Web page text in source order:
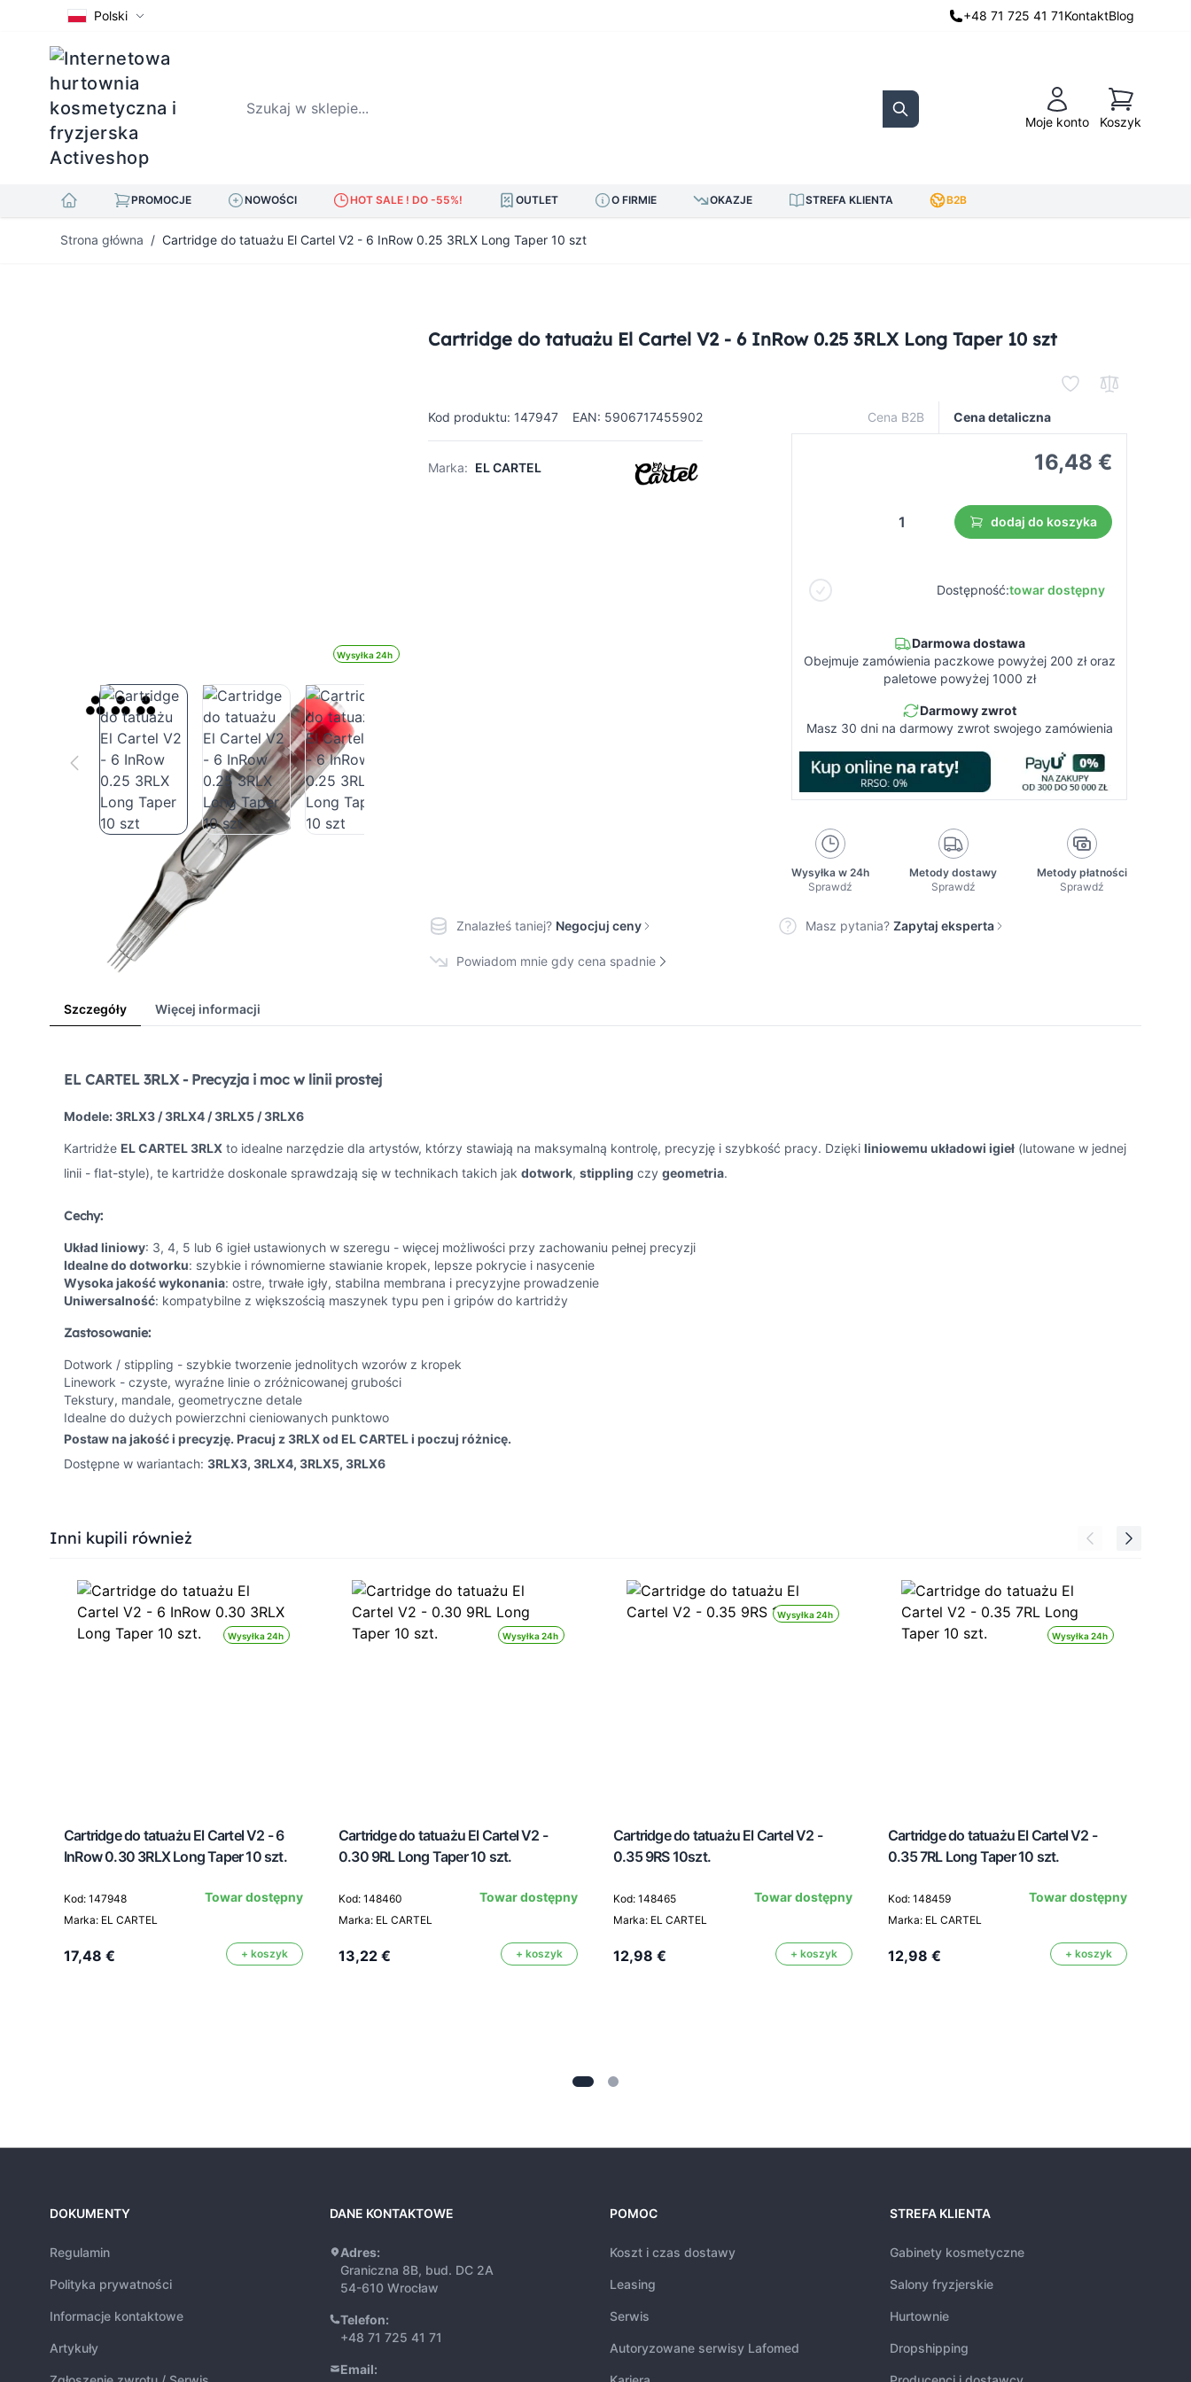
Polski +48 71 725 41 71KontaktBlog
Szukaj w sklepie...
Search Moje konto
Koszyk
Koszyk
PROMOCJE NOWOŚCI HOT SALE ! DO -55%! OUTLET O FIRMIE OKAZJE STREFA KLIENTA B2B
Strona główna / Cartridge do tatuażu El Cartel V2 - 6 InRow 0.25 3RLX Long Taper 10 szt
Wysyłka 24h
Cartridge do tatuażu El Cartel V2 - 6 InRow 0.25 3RLX Long Taper 10 szt
Kod produktu: 147947 EAN: 5906717455902
Marka: EL CARTEL
Cena B2B Cena detaliczna
16,48 €
dodaj do koszyka
Dostępność:towar dostępny
Darmowa dostawa
Obejmuje zamówienia paczkowe powyżej 200 zł oraz
paletowe powyżej 1000 zł
Darmowy zwrot
Masz 30 dni na darmowy zwrot swojego zamówienia
Wysyłka w 24h
Sprawdź
Metody dostawy
Sprawdź
Metody płatności
Sprawdź
Znalazłeś taniej? Negocjuj ceny Masz pytania? Zapytaj eksperta
Powiadom mnie gdy cena spadnie
Szczegóły Więcej informacji
EL CARTEL 3RLX - Precyzja i moc w linii prostej
Modele: 3RLX3 / 3RLX4 / 3RLX5 / 3RLX6
Kartridże EL CARTEL 3RLX to idealne narzędzie dla artystów, którzy stawiają na maksymalną kontrolę, precyzję i szybkość pracy. Dzięki liniowemu układowi igieł (lutowane w jednej
linii - flat-style), te kartridże doskonale sprawdzają się w technikach takich jak dotwork, stippling czy geometria.
Cechy:
Układ liniowy: 3, 4, 5 lub 6 igieł ustawionych w szeregu - więcej możliwości przy zachowaniu pełnej precyzji
Idealne do dotworku: szybkie i równomierne stawianie kropek, lepsze pokrycie i nasycenie
Wysoka jakość wykonania: ostre, trwałe igły, stabilna membrana i precyzyjne prowadzenie
Uniwersalność: kompatybilne z większością maszynek typu pen i gripów do kartridży
Zastosowanie:
Dotwork / stippling - szybkie tworzenie jednolitych wzorów z kropek
Linework - czyste, wyraźne linie o zróżnicowanej grubości
Tekstury, mandale, geometryczne detale
Idealne do dużych powierzchni cieniowanych punktowo
Postaw na jakość i precyzję. Pracuj z 3RLX od EL CARTEL i poczuj różnicę.
Dostępne w wariantach: 3RLX3, 3RLX4, 3RLX5, 3RLX6
Press to skip carousel
Inni kupili również
Wysyłka 24h
Cartridge do tatuażu El Cartel V2 - 6
InRow 0.30 3RLX Long Taper 10 szt.
Kod: 147948
Marka: EL CARTEL
Towar dostępny
17,48 € + koszyk
Wysyłka 24h
Cartridge do tatuażu El Cartel V2 -
0.30 9RL Long Taper 10 szt.
Kod: 148460
Marka: EL CARTEL
Towar dostępny
13,22 € + koszyk
Wysyłka 24h
Cartridge do tatuażu El Cartel V2 -
0.35 9RS 10szt.
Kod: 148465
Marka: EL CARTEL
Towar dostępny
12,98 € + koszyk
Wysyłka 24h
Cartridge do tatuażu El Cartel V2 -
0.35 7RL Long Taper 10 szt.
Kod: 148459
Marka: EL CARTEL
Towar dostępny
12,98 € + koszyk
DOKUMENTY
Regulamin
Polityka prywatności
Informacje kontaktowe
Artykuły
DANE KONTAKTOWE
Adres:
Graniczna 8B, bud. DC 2A
54-610 Wrocław
Telefon:
+48 71 725 41 71
Email:
POMOC
Koszt i czas dostawy
Leasing
Serwis
Autoryzowane serwisy Lafomed
STREFA KLIENTA
Gabinety kosmetyczne
Salony fryzjerskie
Hurtownie
Dropshipping